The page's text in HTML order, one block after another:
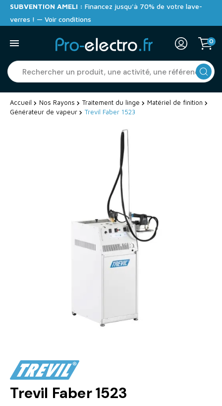
SUBVENTION AMELI : Financez jusqu'à 70% de votre lave-
verres ! — Voir conditions
0
Accueil Nos Rayons Traitement du linge
Matériel de finition
Générateur de vapeur
Trevil Faber 1523
Trevil Faber 1523